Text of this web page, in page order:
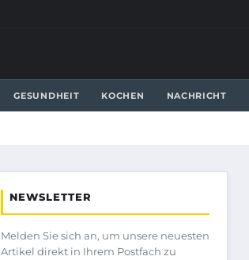
GESUNDHEIT KOCHEN NACHRICHT
NEWSLETTER
Melden Sie sich an, um unsere neuesten
Artikel direkt in Ihrem Postfach zu